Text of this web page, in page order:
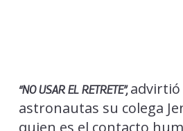
“NO USAR EL RETRETE”, advirtió
astronautas su colega